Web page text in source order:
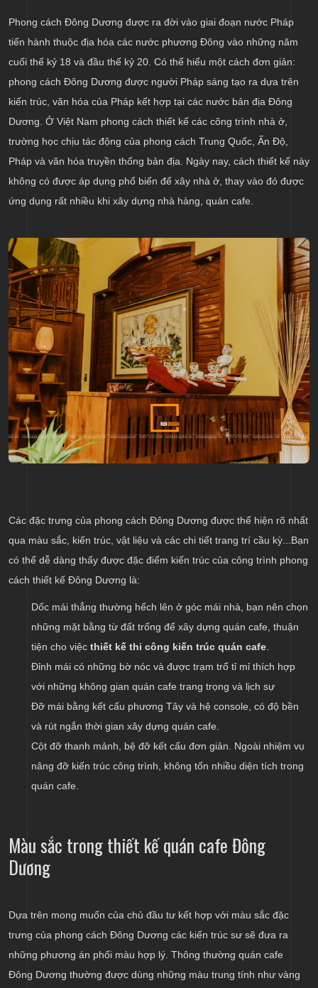
Phong cách Đông Dương được ra đời vào giai đoạn nước Pháp
tiến hành thuộc địa hóa các nước phương Đông vào những năm
cuối thế kỷ 18 và đầu thế kỷ 20. Có thể hiểu một cách đơn giản:
phong cách Đông Dương được người Pháp sáng tạo ra dựa trên
kiến trúc, văn hóa của Pháp kết hợp tại các nước bản địa Đông
Dương. Ở Việt Nam phong cách thiết kế các công trình nhà ở,
trường học chịu tác động của phong cách Trung Quốc, Ấn Độ,
Pháp và văn hóa truyền thống bản địa. Ngày nay, cách thiết kế này
không có được áp dụng phổ biến để xây nhà ở, thay vào đó được
ứng dụng rất nhiều khi xây dựng nhà hàng, quán cafe.
Các đặc trưng của phong cách Đông Dương được thể hiện rõ nhất
qua màu sắc, kiến trúc, vật liệu và các chi tiết trang trí cầu kỳ...Bạn
có thể dễ dàng thấy được đặc điểm kiến trúc của công trình phong
cách thiết kế Đông Dương là:
Dốc mái thẳng thường hếch lên ở góc mái nhà, bạn nên chọn
những mặt bằng từ đất trống để xây dựng quán cafe, thuận
tiện cho việc thiết kế thi công kiến trúc quán cafe
Đỉnh mái có những bờ nóc và được trạm trổ tỉ mỉ thích hợp
với những không gian quán cafe trang trọng và lịch sự
Đỡ mái bằng kết cấu phương Tây và hệ console, có độ bền
và rút ngắn thời gian xây dựng quán cafe.
Cột đỡ thanh mảnh, bệ đỡ kết cấu đơn giản. Ngoài nhiệm vụ
nâng đỡ kiến trúc công trình, không tốn nhiều diện tích trong
quán cafe.
Màu sắc trong thiết kế quán cafe Đông
Dương
Dựa trên mong muốn của chủ đầu tư kết hợp với màu sắc đặc
trưng của phong cách Đông Dương các kiến trúc sư sẽ đưa ra
những phương án phối màu hợp lý. Thông thường quán cafe
Đông Dương thường được dùng những màu trung tính như vàng